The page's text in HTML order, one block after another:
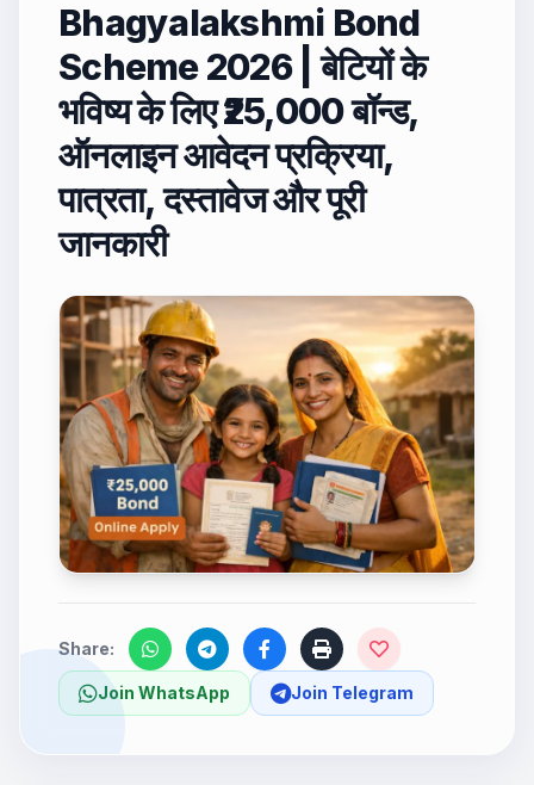
Bhagyalakshmi Bond
Scheme 2026 | बेटियों के
भविष्य के लिए ₹25,000 बॉन्ड,
ऑनलाइन आवेदन प्रक्रिया,
पात्रता, दस्तावेज और पूरी
जानकारी
Share:
Join WhatsApp Join Telegram